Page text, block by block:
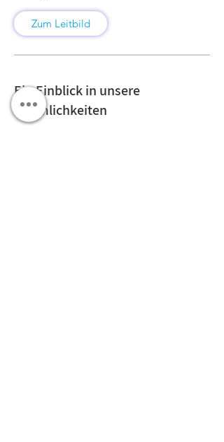
Zum Leitbild
Ein Einblick in unsere
Räumlichkeiten